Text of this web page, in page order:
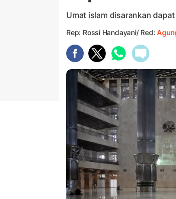
Umat islam disarankan
Rep: Rossi Handayani/ Red: